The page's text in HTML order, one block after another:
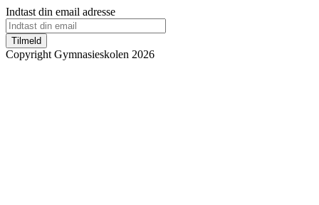
Indtast din email adresse
Tilmeld
Copyright Gymnasieskolen 2026